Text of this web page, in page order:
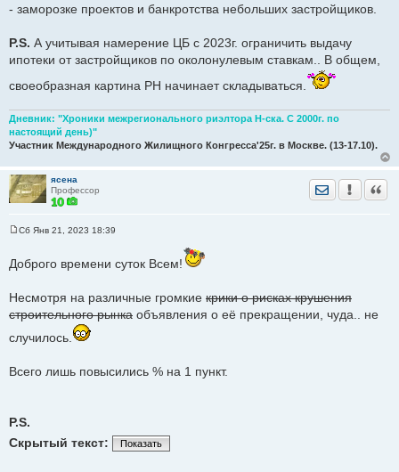
- заморозке проектов и банкротства небольших застройщиков.
P.S. А учитывая намерение ЦБ с 2023г. ограничить выдачу
ипотеки от застройщиков по околонулевым ставкам.. В общем,
своеобразная картина РН начинает складываться.
Дневник: "Хроники межрегионального риэлтора Н-ска. С 2000г. по
настоящий день)"
Участник Международного Жилищного Конгресса'25г. в Москве. (13-17.10).
ясена
Профессор
Отправить
б
н
и
е
Сб Янв 21, 2023 18:39
Доброго времени суток Всем!
Несмотря на различные громкие крики о рисках крушения
строительного рынка объявления о её прекращении, чуда.. не
случилось.
Всего лишь повысились % на 1 пункт.
P.S.
Скрытый текст:
Показать